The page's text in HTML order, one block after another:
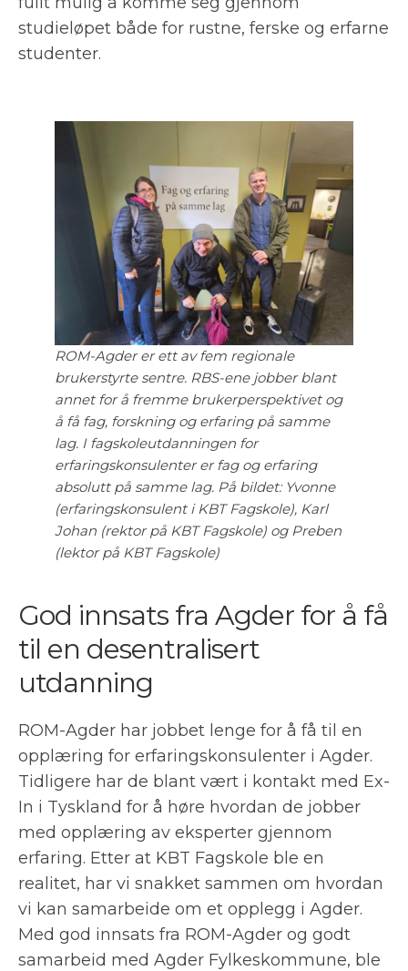
studieløpet både for rustne, ferske og erfarne
studenter.
ROM-Agder er ett av fem regionale
brukerstyrte sentre. RBS-ene jobber blant
annet for å fremme brukerperspektivet og
å få fag, forskning og erfaring på samme
lag. I fagskoleutdanningen for
erfaringskonsulenter er fag og erfaring
absolutt på samme lag. På bildet: Yvonne
(erfaringskonsulent i KBT Fagskole), Karl
Johan (rektor på KBT Fagskole) og Preben
(lektor på KBT Fagskole)
God innsats fra Agder for å få
til en desentralisert
utdanning
ROM-Agder har jobbet lenge for å få til en
opplæring for erfaringskonsulenter i Agder.
Tidligere har de blant vært i kontakt med Ex-
In i Tyskland for å høre hvordan de jobber
med opplæring av eksperter gjennom
erfaring. Etter at KBT Fagskole ble en
realitet, har vi snakket sammen om hvordan
vi kan samarbeide om et opplegg i Agder.
Med god innsats fra ROM-Agder og godt
samarbeid med Agder Fylkeskommune, ble